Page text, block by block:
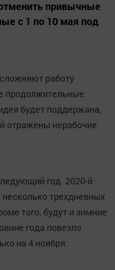
привычные
с 1 по 10 мая под
работу
продолжительные
будет поддержана,
отражены нерабочие
год. 2020-й
трехдневных
того, будут и зимние
года повезло
на 4 ноября.